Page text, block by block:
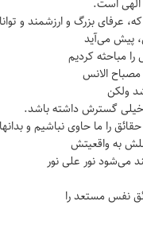
الهی است.
عرفای بزرگ و ارزشمند و
پیش می‌آید
مباحثه کردیم
الانس
ولکن
گسترش داشته باشد.
را ما حاوی نباشیم و
به واقعیتش
می‌شود نور علی نور
نفس مستعد را